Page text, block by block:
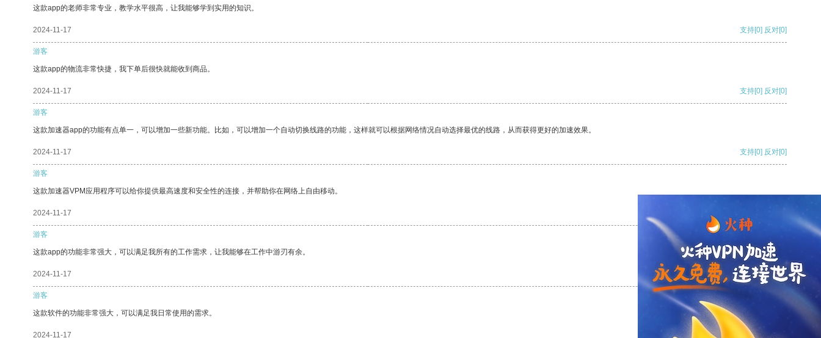
这款app的老师非常专业，教学水平很高，让我能够学到实用的知识。
2024-11-17 支持[0] 反对[0]
游客
这款app的物流非常快捷，我下单后很快就能收到商品。
2024-11-17 支持[0] 反对[0]
游客
这款加速器app的功能有点单一，可以增加一些新功能。比如，可以增加一个自动切换线路的功能，这样就可以根据网络情况自动选择最优的线路，从而获得更好的加速效果。
2024-11-17 支持[0] 反对[0]
游客
这款加速器VPM应用程序可以给你提供最高速度和安全性的连接，并帮助你在网络上自由移动。
2024-11-17
游客
这款app的功能非常强大，可以满足我所有的工作需求，让我能够在工作中游刃有余。
2024-11-17 支持 [0] 反对[0]
游客
这款软件的功能非常强大，可以满足我日常使用的需求。
2024-11-17 支持[0] 反对